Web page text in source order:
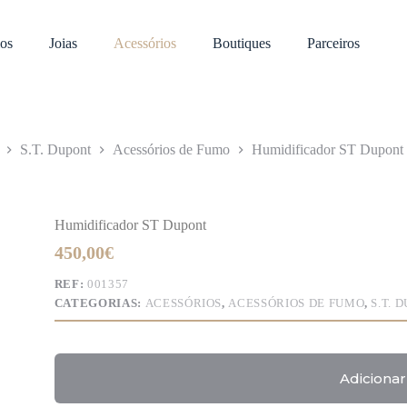
Joias Acessórios Boutiques Parceiros
S.T. Dupont Acessórios de Fumo Humidificador ST Dupont
Humidificador ST Dupont
450,00€
REF:001357
CATEGORIAS: ACESSÓRIOS,ACESSÓRIOS DE FUMO, S.T.
Adicionar